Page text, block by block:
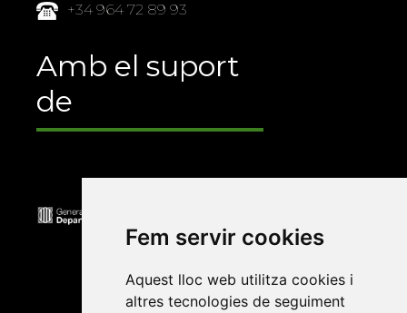
Fem servir cookies
Aquest lloc web utilitza cookies i
altres tecnologies de seguiment
+34 964 72 89 93
Amb el suport
de